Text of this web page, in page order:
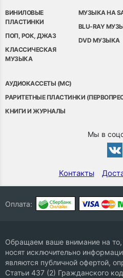
ВИНИЛОВЫЕ
ПЛАСТИНКИ
ПОП, РОК, ДЖАЗ
КЛАССИЧЕСКАЯ
МУЗЫКА
МУЗЫКА НА
BLU-RAY
DVD МУЗЫКА
АУДИОКАССЕТЫ (MC)
РАРИТЕТНЫЕ ПЛАСТИНКИ
КНИГИ И ЖУРНАЛЫ
Мы в
Контакты
Оплата:
Обращаем ваше внимание на
носят исключительно
являются публичной офертой,
Статьи 437 (2) Гражданского